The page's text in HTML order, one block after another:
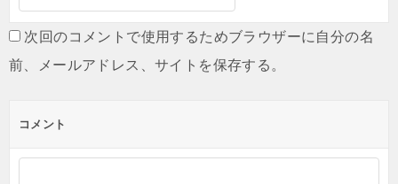
次回のコメントで使用するためブラウザーに自分の名
前、メールアドレス、サイトを保存する。
コメント